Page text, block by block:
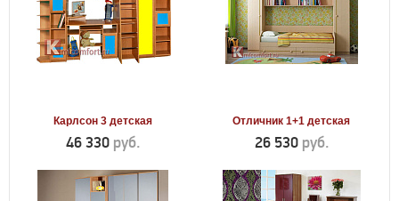
Карлсон 3 детская
46 330 руб.
Отличник 1+1 детская
26 530 руб.